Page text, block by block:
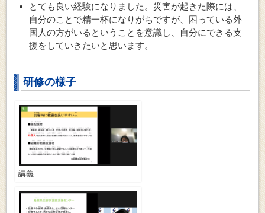
とても良い経験になりました。災害が起きた際には、
自分のことで精一杯になりがちですが、困っている外
国人の方がいるということを意識し、自分にできる支
援をしていきたいと思います。
研修の様子
講義